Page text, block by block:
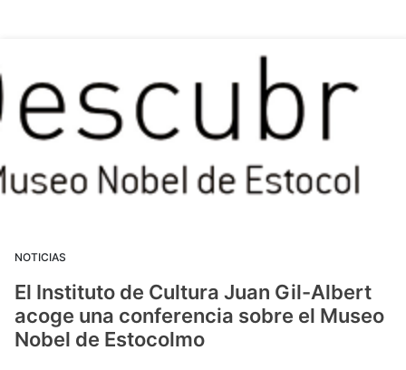
NOTICIAS
El Instituto de Cultura Juan Gil-Albert
acoge una conferencia sobre el Museo
Nobel de Estocolmo